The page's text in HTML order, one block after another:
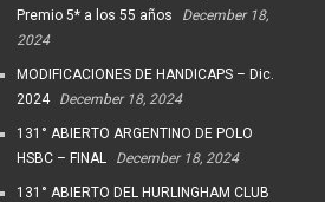
Premio 5* a los 55 años
December 18,
2024
MODIFICACIONES DE HANDICAPS – Dic.
2024
December 18, 2024
131° ABIERTO ARGENTINO DE POLO
HSBC – FINAL
December 18, 2024
131° ABIERTO DEL HURLINGHAM CLUB